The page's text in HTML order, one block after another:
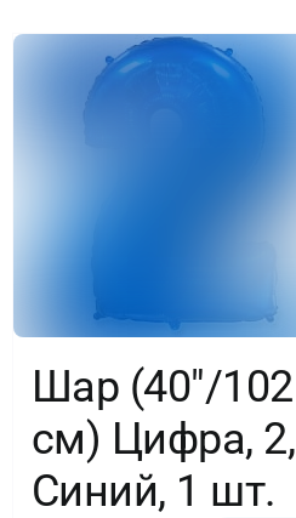
шт.
в
Шар (40″/102
см) Цифра, 2,
Синий, 1 шт.